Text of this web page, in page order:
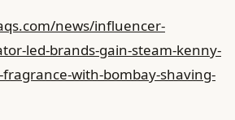
news/influencer-
led-brands-gain-steam-kenny-
with-bombay-shaving-